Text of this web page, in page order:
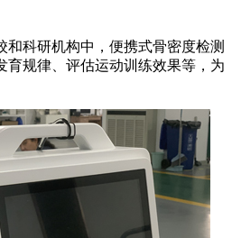
和科研机构中，便携式骨密度检测
育规律、评估运动训练效果等，为